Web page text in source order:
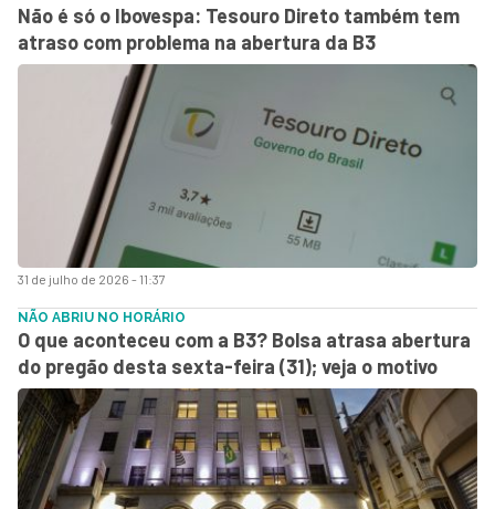
31 de julho de 2026 - 11:37
Não é só o Ibovespa: Tesouro Direto também tem
atraso com problema na abertura da B3
NÃO ABRIU NO HORÁRIO
O que aconteceu com a B3? Bolsa atrasa abertura
do pregão desta sexta-feira (31); veja o motivo